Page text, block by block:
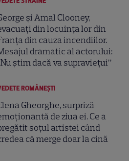
și Amal Clooney,
din locuința lor din
din cauza incendiilor.
dramatic al actorului:
știm dacă va supraviețui”
ROMÂNEŞTI
Gheorghe, surpriză
de ziua ei. Ce a
soțul artistei când
că merge doar la cină